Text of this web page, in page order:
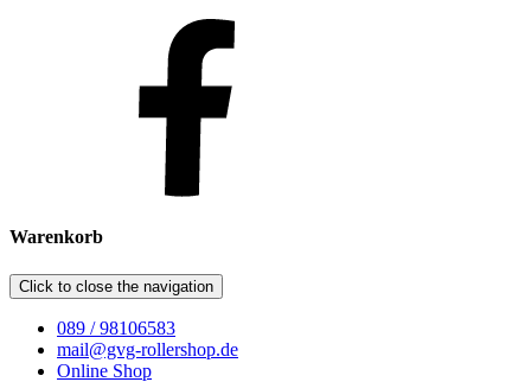
Warenkorb
Click to close the navigation
089 / 98106583
mail@gvg-rollershop.de
Online Shop